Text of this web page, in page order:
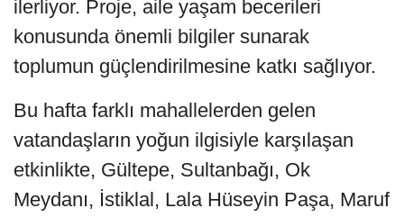
ilerliyor. Proje, aile yaşam becerileri
konusunda önemli bilgiler sunarak
toplumun güçlendirilmesine katkı sağlıyor.
Bu hafta farklı mahallelerden gelen
vatandaşların yoğun ilgisiyle karşılaşan
etkinlikte, Gültepe, Sultanbağı, Ok
Meydanı, İstiklal, Lala Hüseyin Paşa, Maruf